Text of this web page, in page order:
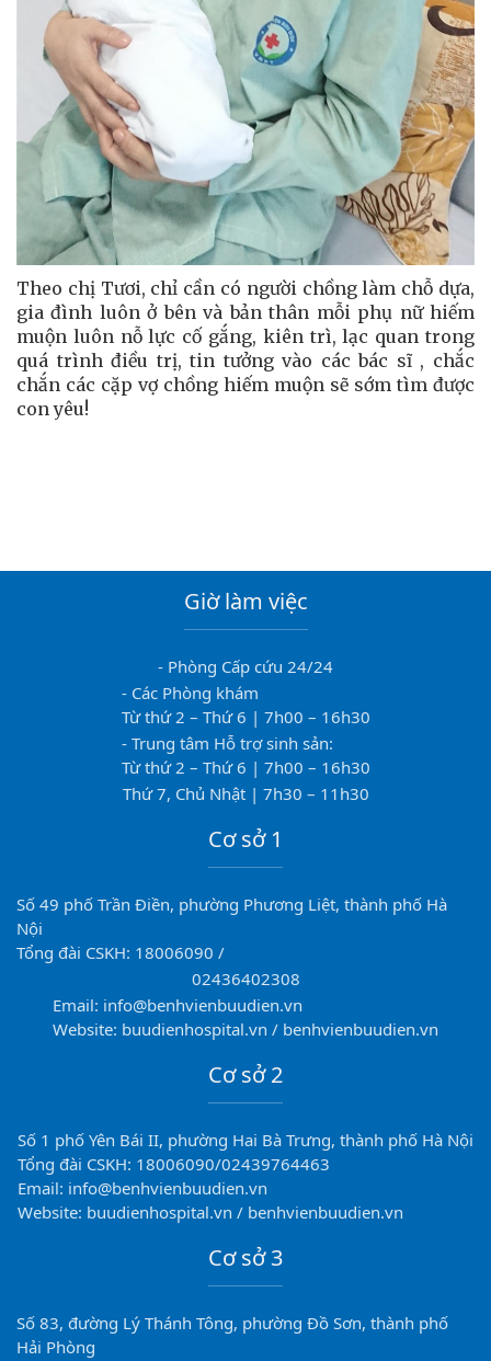
Theo chị Tươi, chỉ cần có người chồng làm chỗ dựa,
gia đình luôn ở bên và bản thân mỗi phụ nữ hiếm
muộn luôn nỗ lực cố gắng, kiên trì, lạc quan trong
quá trình điều trị, tin tưởng vào các bác sĩ , chắc
chắn các cặp vợ chồng hiếm muộn sẽ sớm tìm được
con yêu!
Giờ làm việc
- Phòng Cấp cứu 24/24
- Các Phòng khám
Từ thứ 2 – Thứ 6 | 7h00 – 16h30
- Trung tâm Hỗ trợ sinh sản:
Từ thứ 2 – Thứ 6 | 7h00 – 16h30
Thứ 7, Chủ Nhật | 7h30 – 11h30
Cơ sở 1
Số 49 phố Trần Điền, phường Phương Liệt, thành phố Hà
Nội
Tổng đài CSKH: 18006090 /
02436402308
Email: info@benhvienbuudien.vn
Website: buudienhospital.vn / benhvienbuudien.vn
Cơ sở 2
Số 1 phố Yên Bái II, phường Hai Bà Trưng, thành phố Hà Nội
Tổng đài CSKH: 18006090/02439764463
Email: info@benhvienbuudien.vn
Website: buudienhospital.vn / benhvienbuudien.vn
Cơ sở 3
Số 83, đường Lý Thánh Tông, phường Đồ Sơn, thành phố
Hải Phòng